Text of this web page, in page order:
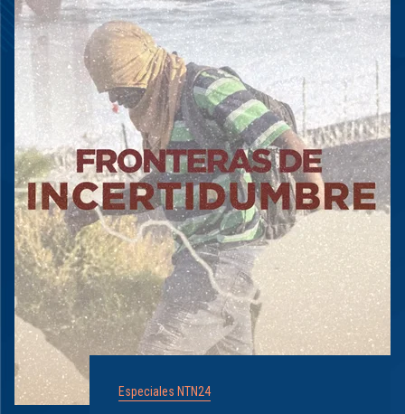
Especiales NTN24